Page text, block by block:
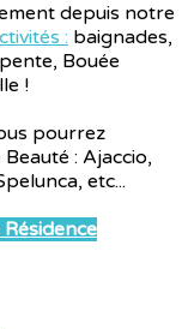
depuis notre
: baignades,
Bouée
!
pourrez
: Ajaccio,
etc...